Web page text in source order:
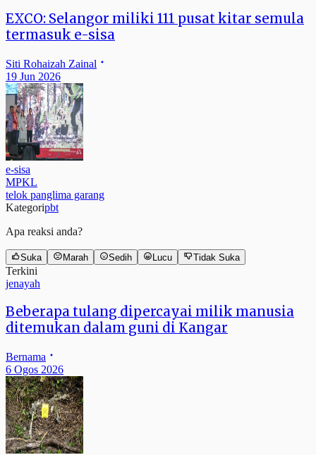
EXCO: Selangor miliki 111 pusat kitar semula
termasuk e-sisa
Siti Rohaizah Zainal
19 Jun 2026
e-sisa
MPKL
telok panglima garang
Kategoripbt
Apa reaksi anda?
Suka Marah Sedih Lucu Tidak Suka
Terkini
jenayah
Beberapa tulang dipercayai milik manusia
ditemukan dalam guni di Kangar
Bernama
6 Ogos 2026